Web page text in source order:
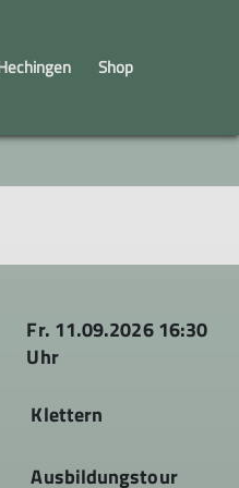
- Verein
Shop
Fr. 11.09.2026 16:30
Uhr
Klettern
Ausbildungstour